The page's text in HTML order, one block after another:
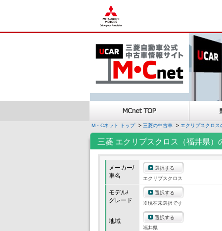
M・Cネット トップ 三菱の中古車 エクリプスクロス
三菱 エクリプスクロス（福井県）
メーカー/
車名
選択する
エクリプスクロス
モデル/
グレード
選択する
※現在未選択です
地域
選択する
福井県